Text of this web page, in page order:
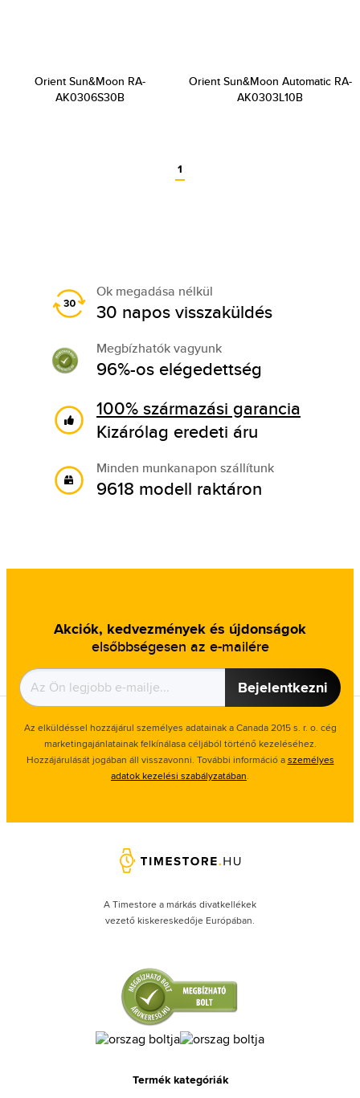
Orient Sun&Moon RA-
AK0306S30B
Orient Sun&Moon Automatic RA-
AK0303L10B
1
Ok megadása nélkül
30 napos visszaküldés
Megbízhatók vagyunk
96%-os elégedettség
100% származási garancia
Kizárólag eredeti áru
Minden munkanapon szállítunk
9618 modell raktáron
Akciók, kedvezmények és újdonságok
elsőbbségesen az e-mailére
Bejelentkezni
Az elküldéssel hozzájárul személyes adatainak a Canada 2015 s. r. o. cég
marketingajánlatainak felkínálasa céljából történő kezeléséhez.
Hozzájárulását jogában áll visszavonni. További információ aszemélyes
adatok kezelési szabályzatában.
A Timestore a márkás divatkellékek
vezető kiskereskedője Európában.
Termék kategóriák